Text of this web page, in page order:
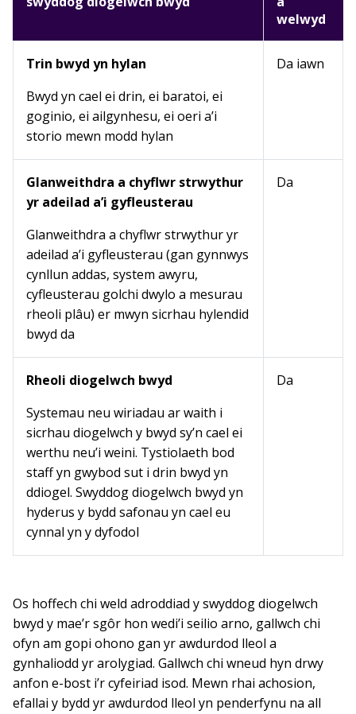
welwyd
Trin bwyd yn hylan
Bwyd yn cael ei drin, ei baratoi, ei
goginio, ei ailgynhesu, ei oeri a’i
storio mewn modd hylan
Da iawn
Glanweithdra a chyflwr strwythur
yr adeilad a’i gyfleusterau
Glanweithdra a chyflwr strwythur yr
adeilad a’i gyfleusterau (gan gynnwys
cynllun addas, system awyru,
cyfleusterau golchi dwylo a mesurau
rheoli plâu) er mwyn sicrhau hylendid
bwyd da
Da
Rheoli diogelwch bwyd
Systemau neu wiriadau ar waith i
sicrhau diogelwch y bwyd sy’n cael ei
werthu neu’i weini. Tystiolaeth bod
staff yn gwybod sut i drin bwyd yn
ddiogel. Swyddog diogelwch bwyd yn
hyderus y bydd safonau yn cael eu
cynnal yn y dyfodol
Da
Os hoffech chi weld adroddiad y swyddog diogelwch
bwyd y mae’r sgôr hon wedi’i seilio arno, gallwch chi
ofyn am gopi ohono gan yr awdurdod lleol a
gynhaliodd yr arolygiad. Gallwch chi wneud hyn drwy
anfon e-bost i’r cyfeiriad isod. Mewn rhai achosion,
efallai y bydd yr awdurdod lleol yn penderfynu na all